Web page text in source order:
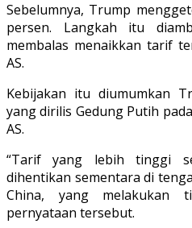
Sebelumnya, Trump
persen. Langkah itu
membalas menaikkan tarif
AS.
Kebijakan itu diumumkan
yang dirilis Gedung Putih
AS.
“Tarif yang lebih tinggi
dihentikan sementara di
China, yang melakukan
pernyataan tersebut.